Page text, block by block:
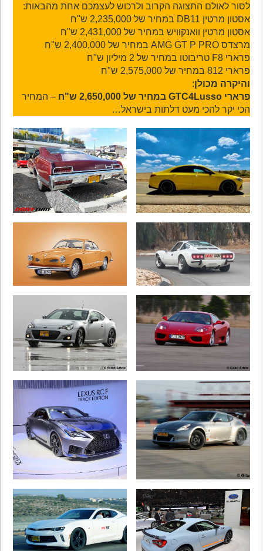
לסור לאולם התצוגה הקרוב ולרכוש לעצמכם אחת מהבאות:
אסטון מרטין DB11 ׁבמחיר של 2,235,000 ש"ח
אסטון מרטין וואנקוויש במחיר של 2,431,000 ש"ח
מרצדס AMG GT P PRO במחיר של 2,400,000 ש"ח
פרארי F8 טריבוטו במחיר של 2 מיליון ש"ח
פרארי 812 במחיר של 2,575,000 ש"ח
והיקרה מכולן:
פרארי GTC4Lusso במחיר של 2,650,000 ש"ח
– המחיר
הכי יקר להכי מעט דלתות בישראל…